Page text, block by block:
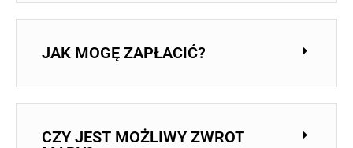
JAK MOGĘ ZAPŁACIĆ?
CZY JEST MOŻLIWY ZWROT